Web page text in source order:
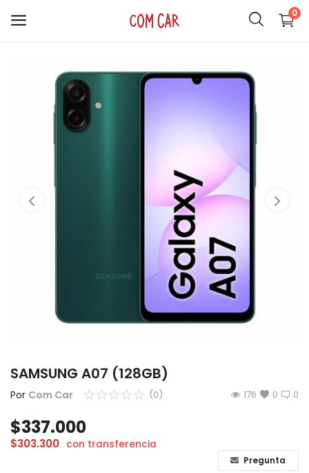
0
ACCESORIOS
CELULARES
SMARTWATCH
INFANTIL
Lista de deseos
SAMSUNG A07 (128GB)
Por Com Car 0
(0) 0
176
$337.000
$303.300 con transferencia
Pregunta